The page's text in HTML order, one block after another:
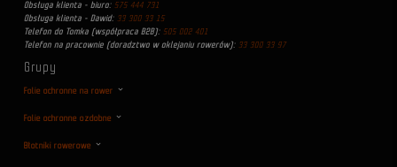
Obsługa klienta - biuro: 575 444 731
Obsługa klienta - Dawid: 33 300 33 15
Telefon do Tomka (współpraca B2B): 505 002 401
Telefon na pracownie (doradztwo w oklejaniu rowerów): 33 300 33 97
Grupy
Folie ochronne na rower
Folie ochronne ozdobne
Błotniki rowerowe